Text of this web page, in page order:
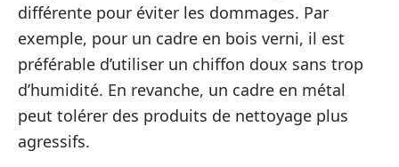
différente pour éviter les dommages. Par
exemple, pour un cadre en bois verni, il est
préférable d’utiliser un chiffon doux sans trop
d’humidité. En revanche, un cadre en métal
peut tolérer des produits de nettoyage plus
agressifs.